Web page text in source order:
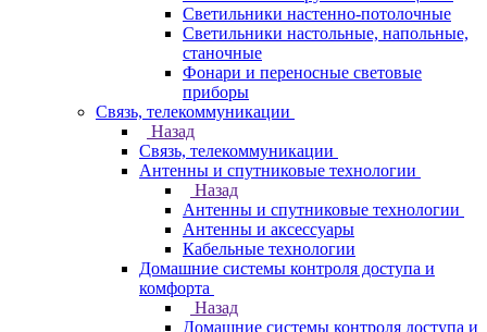
Светильники настенно-потолочные
Светильники настольные, напольные,
станочные
Фонари и переносные световые
приборы
Связь, телекоммуникации
Назад
Связь, телекоммуникации
Антенны и спутниковые технологии
Назад
Антенны и спутниковые технологии
Антенны и аксессуары
Кабельные технологии
Домашние системы контроля доступа и
комфорта
Назад
Домашние системы контроля доступа и